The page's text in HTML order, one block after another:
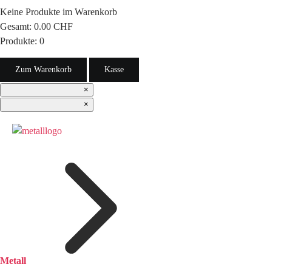
Keine Produkte im Warenkorb
Gesamt: 0.00 CHF
Produkte: 0
Zum Warenkorb Kasse
×
×
Metall